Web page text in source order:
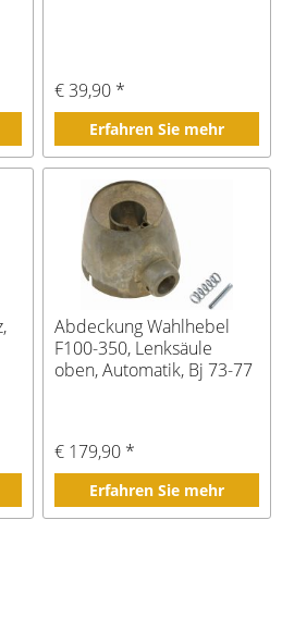
€ 39,90 *
Erfahren Sie mehr
Abdeckung Wahlhebel
F100-350, Lenksäule
oben, Automatik, Bj 73-77
€ 179,90 *
Erfahren Sie mehr